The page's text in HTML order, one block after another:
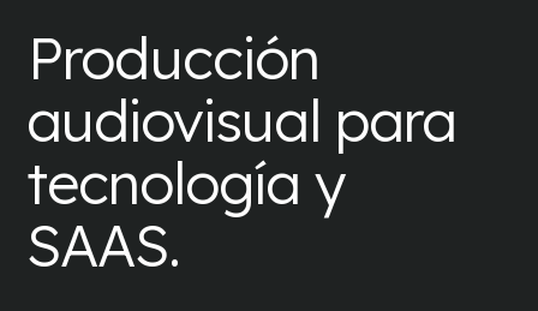
Producción
audiovisual para
tecnología y
SAAS.